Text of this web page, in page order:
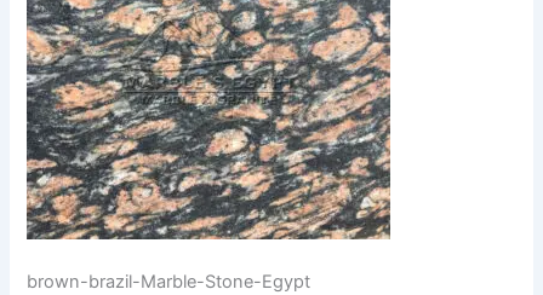
brown-brazil-Marble-Stone-Egypt